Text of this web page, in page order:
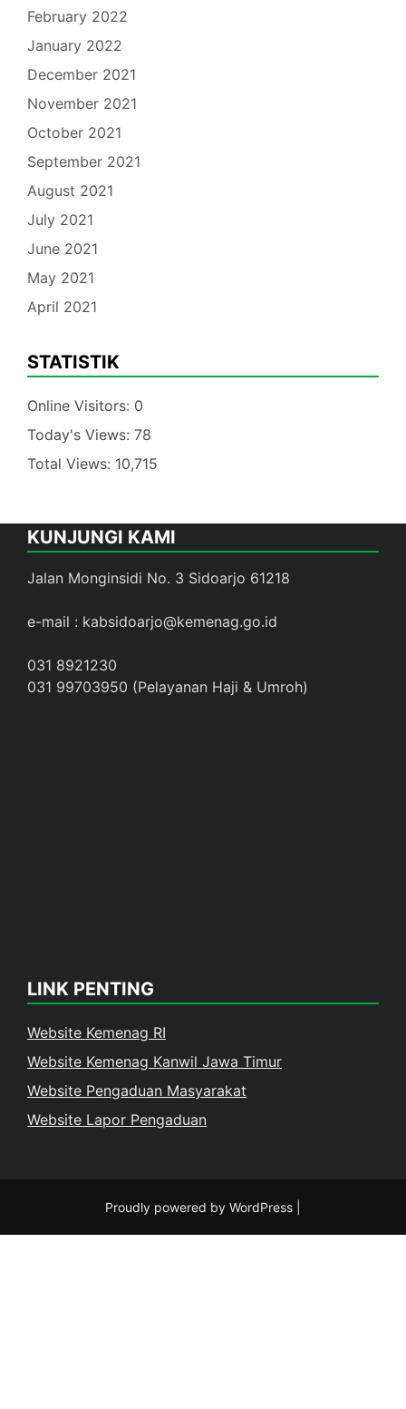
February 2022
January 2022
December 2021
November 2021
October 2021
September 2021
August 2021
July 2021
June 2021
May 2021
April 2021
STATISTIK
Online Visitors: 0
Today's Views: 78
Total Views: 10,715
KUNJUNGI KAMI
Jalan Monginsidi No. 3 Sidoarjo 61218
e-mail : kabsidoarjo@kemenag.go.id
031 8921230
031 99703950 (Pelayanan Haji & Umroh)
LINK PENTING
Website Kemenag RI
Website Kemenag Kanwil Jawa Timur
Website Pengaduan Masyarakat
Website Lapor Pengaduan
Proudly powered by WordPress